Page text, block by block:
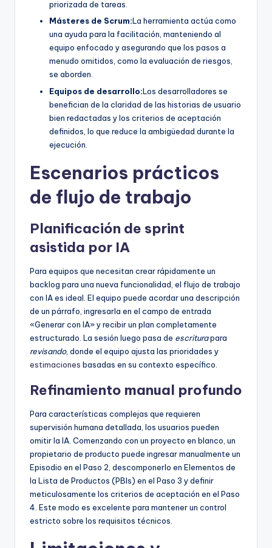
priorizada de tareas.
Másteres de Scrum:La herramienta actúa como
una ayuda para la facilitación, manteniendo al
equipo enfocado y asegurando que los pasos a
menudo omitidos, como la evaluación de riesgos,
se aborden.
Equipos de desarrollo:Los desarrolladores se
benefician de la claridad de las historias de usuario
bien redactadas y los criterios de aceptación
definidos, lo que reduce la ambigüedad durante la
ejecución.
Escenarios prácticos
de flujo de trabajo
Planificación de sprint
asistida por IA
Para equipos que necesitan crear rápidamente un
backlog para una nueva funcionalidad, el flujo de trabajo
con IA es ideal. El equipo puede acordar una descripción
de un párrafo, ingresarla en el campo de entrada
«Generar con IA» y recibir un plan completamente
estructurado. La sesión luego pasa de escriturapara
revisando, donde el equipo ajusta las prioridades y
estimaciones basadas en su contexto específico.
Refinamiento manual profundo
Para características complejas que requieren
supervisión humana detallada, los usuarios pueden
omitir la IA. Comenzando con un proyecto en blanco, un
propietario de producto puede ingresar manualmente un
Episodio en el Paso 2, descomponerlo en Elementos de
la Lista de Productos (PBIs) en el Paso 3 y definir
meticulosamente los criterios de aceptación en el Paso
4. Este modo es excelente para mantener un control
estricto sobre los requisitos técnicos.